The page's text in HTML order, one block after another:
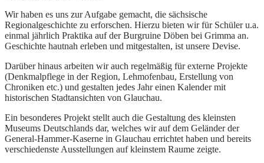
Wir haben es uns zur Aufgabe gemacht, die sächsische
Regionalgeschichte zu erforschen. Hierzu bieten wir für Schüler u.a.
einmal jährlich Praktika auf der Burgruine Döben bei Grimma an.
Geschichte hautnah erleben und mitgestalten, ist unsere Devise.
Darüber hinaus arbeiten wir auch regelmäßig für externe Projekte
(Denkmalpflege in der Region, Lehmofenbau, Erstellung von
Chroniken etc.) und gestalten jedes Jahr einen Kalender mit
historischen Stadtansichten von Glauchau.
Ein besonderes Projekt stellt auch die Gestaltung des kleinsten
Museums Deutschlands dar, welches wir auf dem Geländer der
General-Hammer-Kaserne in Glauchau errichtet haben und bereits
verschiedenste Ausstellungen auf kleinstem Raume zeigte.